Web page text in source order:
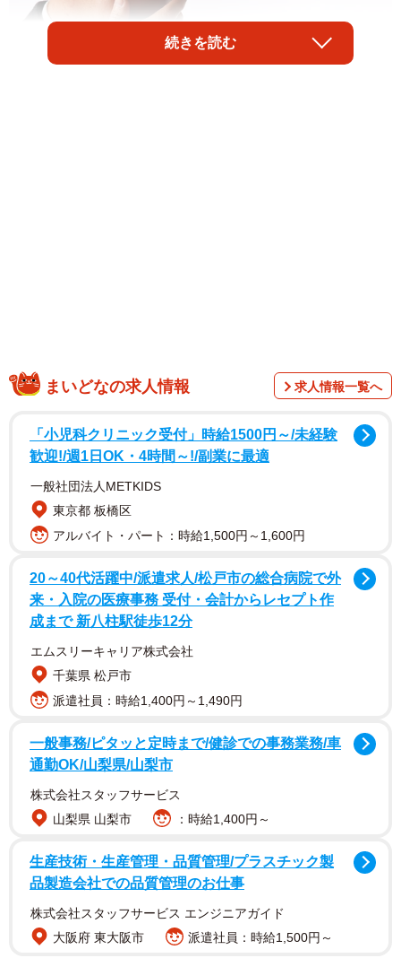
メージです（NOBU/stock.adobe.com）
遺品整理中に見つかった一通の封筒には、父が抱えていた
多額の借金の明細が記されていました。借金の総額は、Aさ
父の会社経営の話は聞いていましたが、まさかこれほどの
借金があるとは夢にも思っていませんでした。途方に暮れ
たAさんは、相続放棄を検討し始めます。ただ相続放棄をし
なりました。
相続放棄をすれば借金から逃れられるかもしれません。し
かし、それによって過去の贈与が無効になるのであれば、
続きを読む
まいどなの求人情報 求人情報一覧へ
「小児科クリニック受付」時給1500円～/未経験
歓迎!/週1日OK・4時間～!/副業に最適
一般社団法人METKIDS
東京都 板橋区
アルバイト・パート：時給1,500円～1,600円
20～40代活躍中/派遣求人/松戸市の総合病院で外
来・入院の医療事務 受付・会計からレセプト作
成まで 新八柱駅徒歩12分
エムスリーキャリア株式会社
千葉県 松戸市
派遣社員：時給1,400円～1,490円
一般事務/ピタッと定時まで/健診での事務業務/車
通勤OK/山梨県/山梨市
株式会社スタッフサービス
山梨県 山梨市
：時給1,400円～
生産技術・生産管理・品質管理/プラスチック製
品製造会社での品質管理のお仕事
株式会社スタッフサービス エンジニアガイド
大阪府 東大阪市
派遣社員：時給1,500円～